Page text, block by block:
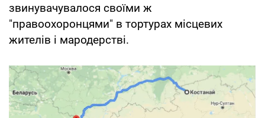
звинувачувалося своїми ж
"правоохоронцями" в тортурах місцевих
жителів і мародерстві.